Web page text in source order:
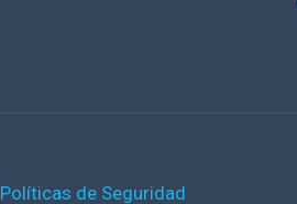
Políticas de Seguridad